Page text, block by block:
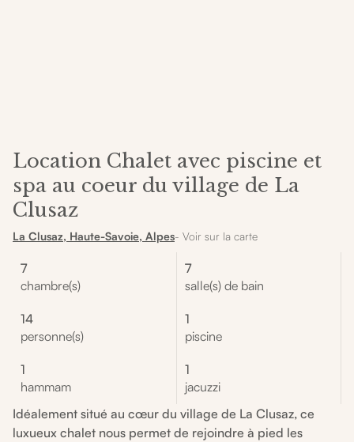
Location Chalet avec piscine et
spa au coeur du village de La
Clusaz
La Clusaz, Haute-Savoie, Alpes- Voir sur la carte
7
chambre(s)
7
salle(s) de bain
14
personne(s)
1
piscine
1
hammam
1
jacuzzi
Idéalement situé au cœur du village de La Clusaz, ce
luxueux chalet nous permet de rejoindre à pied les